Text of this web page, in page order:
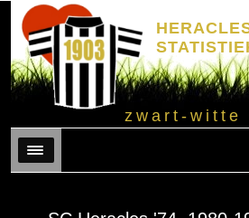
zwart-witte
Menu